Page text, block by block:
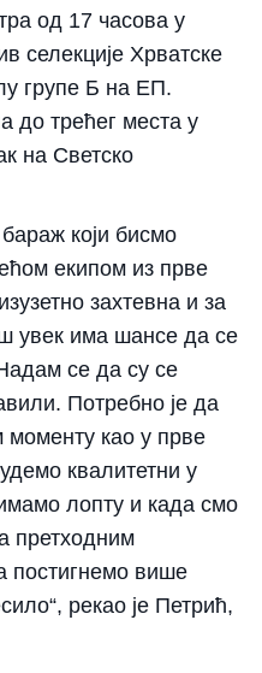
од 17 часова у
селекције Хрватске
групе Б на ЕП.
до трећег места у
на Светско
који бисмо
екипом из прве
захтевна и за
увек има шансе да се
се да су се
Потребно је да
као у прве
квалитетни у
лопту и када смо
претходним
постигнемо више
рекао је Петрић,